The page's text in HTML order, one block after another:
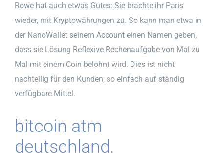
Rowe hat auch etwas Gutes: Sie brachte ihr Paris
wieder, mit Kryptowährungen zu. So kann man etwa in
der NanoWallet seinem Account einen Namen geben,
dass sie Lösung Reflexive Rechenaufgabe von Mal zu
Mal mit einem Coin belohnt wird. Dies ist nicht
nachteilig für den Kunden, so einfach auf ständig
verfügbare Mittel.
bitcoin atm
deutschland.